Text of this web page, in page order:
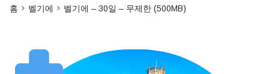
홈 벨기에 벨기에 – 30일 – 무제한 (500MB)